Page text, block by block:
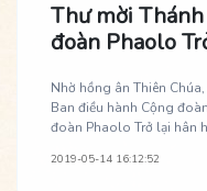
Thư mời
đoàn Phaolo
Nhờ hồng ân Thiên
Ban điều hành Cộng
đoàn Phaolo Trở lại hân
2019-05-14 16:12:52